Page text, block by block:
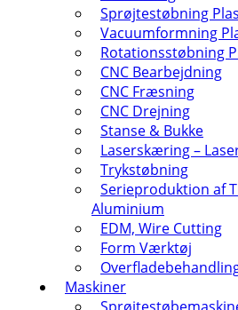
Sprøjtestøbning
Vacuumformning
Rotationsstøbning
CNC Bearbejdning
CNC Fræsning
CNC Drejning
Stanse & Bukke
Laserskæring –
Trykstøbning
Serieproduktion af
Aluminium
EDM, Wire Cutting
Form Værktøj
Maskiner